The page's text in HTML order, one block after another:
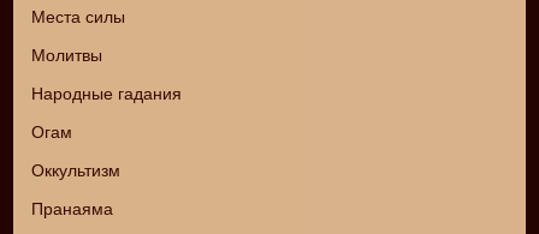
Места силы
Молитвы
Народные гадания
Огам
Оккультизм
Пранаяма